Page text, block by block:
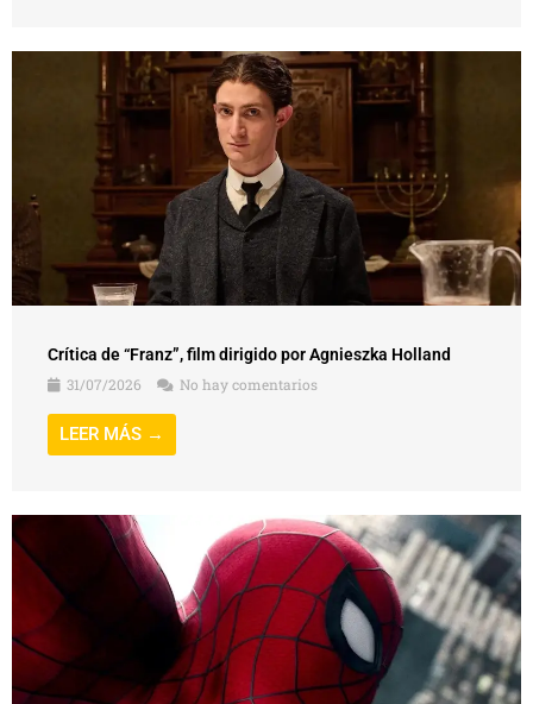
Crítica de “Franz”, film dirigido por Agnieszka Holland
31/07/2026
No hay comentarios
LEER MÁS →